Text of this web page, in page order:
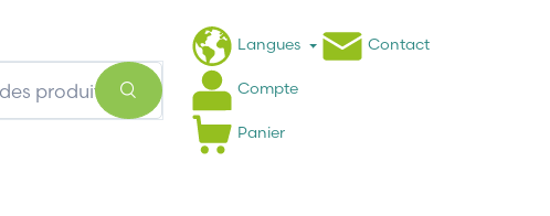
Langues Contact
Compte
Panier